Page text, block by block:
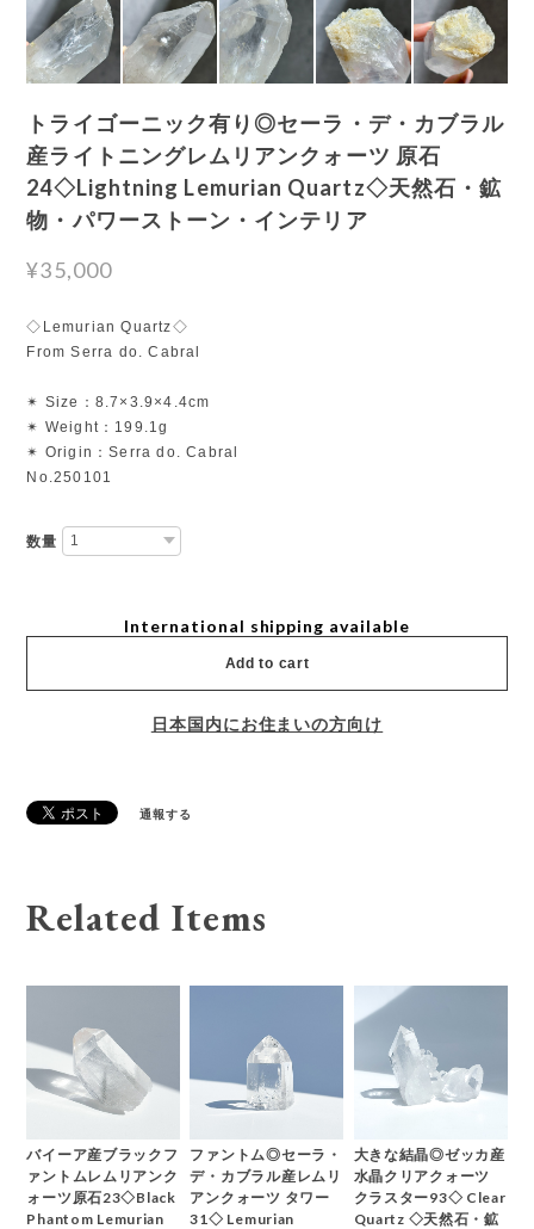
トライゴーニック有り◎セーラ・デ・カブラル
産ライトニングレムリアンクォーツ 原石
24◇Lightning Lemurian Quartz◇天然石・鉱
物・パワーストーン・インテリア
¥35,000
◇Lemurian Quartz◇
From Serra do. Cabral
✴︎ Size：8.7×3.9×4.4cm
✴︎ Weight：199.1g
✴︎ Origin：Serra do. Cabral
No.250101
数量
International shipping available
Add to cart
日本国内にお住まいの方向け
通報する
Related Items
バイーア産ブラックフ
ァントムレムリアンク
ォーツ原石23◇Black
Phantom Lemurian
ファントム◎セーラ・
デ・カブラル産レムリ
アンクォーツ タワー
31◇ Lemurian
大きな結晶◎ゼッカ産
水晶クリアクォーツ
クラスター93◇ Clear
Quartz ◇天然石・鉱